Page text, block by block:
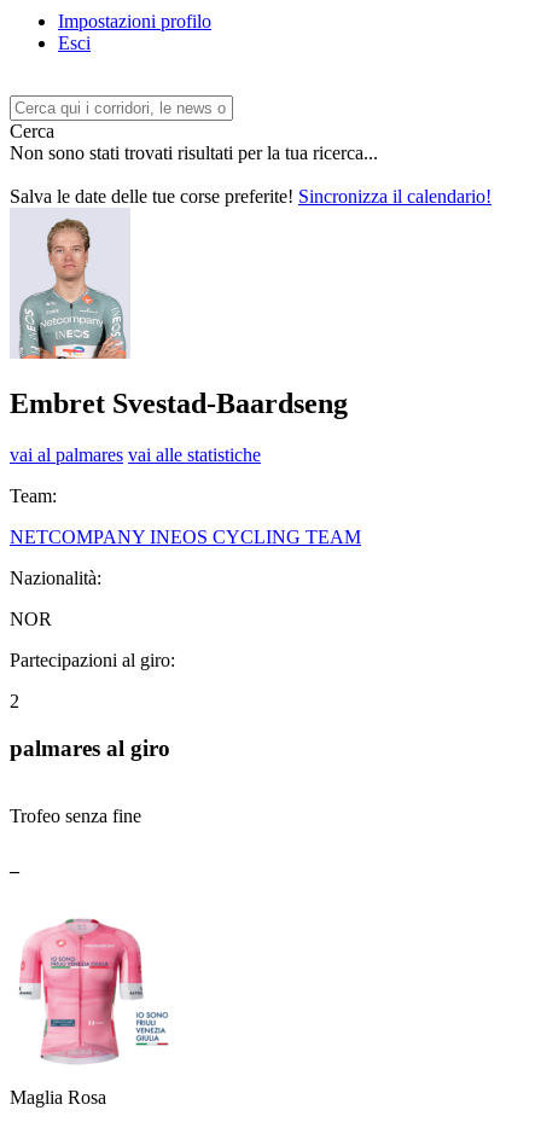
Impostazioni profilo
Esci
Cerca
Non sono stati trovati risultati per la tua ricerca...
Salva le date delle tue corse preferite! Sincronizza il calendario!
Embret Svestad-Baardseng
vai al palmares vai alle statistiche
Team:
NETCOMPANY INEOS CYCLING TEAM
Nazionalità:
NOR
Partecipazioni al giro:
2
palmares al giro
Trofeo senza fine
Maglia Rosa